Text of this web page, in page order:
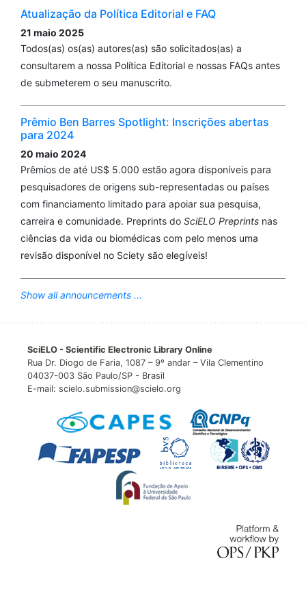
Atualização da Política Editorial e FAQ
21 maio 2025
Todos(as) os(as) autores(as) são solicitados(as) a
consultarem a nossa Política Editorial e nossas FAQs antes
de submeterem o seu manuscrito.
Prêmio Ben Barres Spotlight: Inscrições abertas
para 2024
20 maio 2024
Prêmios de até US$ 5.000 estão agora disponíveis para
pesquisadores de origens sub-representadas ou países
com financiamento limitado para apoiar sua pesquisa,
carreira e comunidade. Preprints do SciELO Preprints nas
ciências da vida ou biomédicas com pelo menos uma
revisão disponível no Sciety são elegíveis!
Show all announcements ...
SciELO - Scientific Electronic Library Online
Rua Dr. Diogo de Faria, 1087 – 9º andar – Vila Clementino
04037-003 São Paulo/SP - Brasil
E-mail: scielo.submission@scielo.org